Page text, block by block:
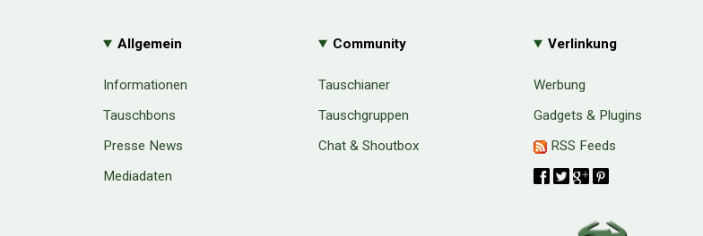
Allgemein
Informationen
Tauschbons
Presse News
Mediadaten
Community
Tauschianer
Tauschgruppen
Chat & Shoutbox
Verlinkung
Werbung
Gadgets & Plugins
RSS Feeds